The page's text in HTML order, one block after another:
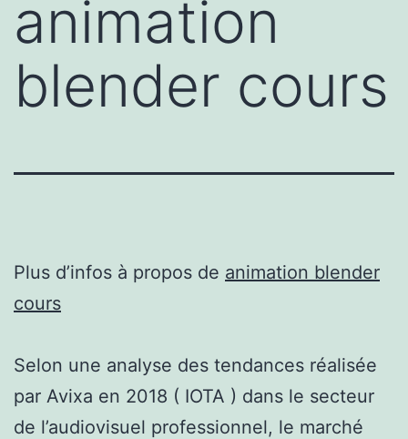
animation
blender cours
Plus d’infos à propos de animation blender
cours
Selon une analyse des tendances réalisée
par Avixa en 2018 ( IOTA ) dans le secteur
de l’audiovisuel professionnel, le marché